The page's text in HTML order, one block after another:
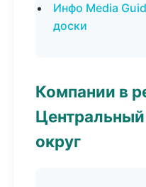
Инфо Media
доски
Компании в
округ